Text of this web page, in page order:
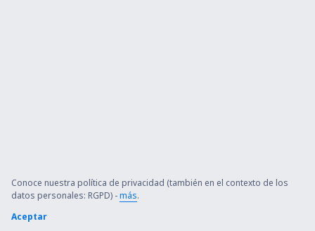
Conoce nuestra política de privacidad (también en el contexto de los
datos personales: RGPD) -más.
Aceptar